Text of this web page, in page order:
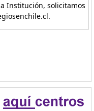
Institución, solicitamos